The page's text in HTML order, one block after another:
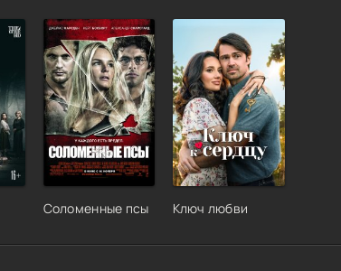
Соломенные псы Ключ любви